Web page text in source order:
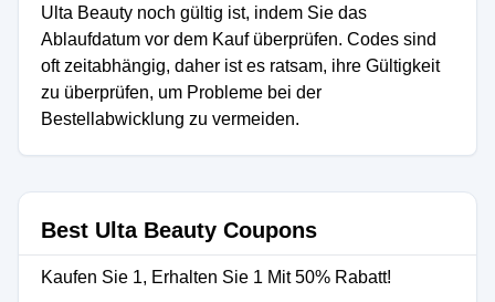
Ulta Beauty noch gültig ist, indem Sie das
Ablaufdatum vor dem Kauf überprüfen. Codes sind
oft zeitabhängig, daher ist es ratsam, ihre Gültigkeit
zu überprüfen, um Probleme bei der
Bestellabwicklung zu vermeiden.
Best Ulta Beauty Coupons
Kaufen Sie 1, Erhalten Sie 1 Mit 50% Rabatt!